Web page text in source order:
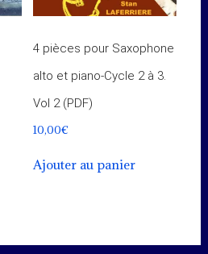
4 pièces pour Saxophone
alto et piano-Cycle 2 à 3.
Vol 2 (PDF)
10,00€
Ajouter au panier